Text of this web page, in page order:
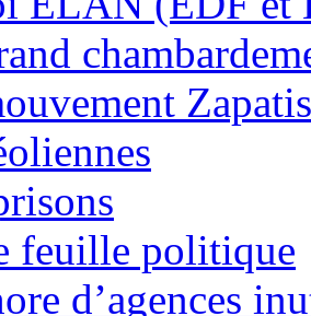
feuille politique
d’agences